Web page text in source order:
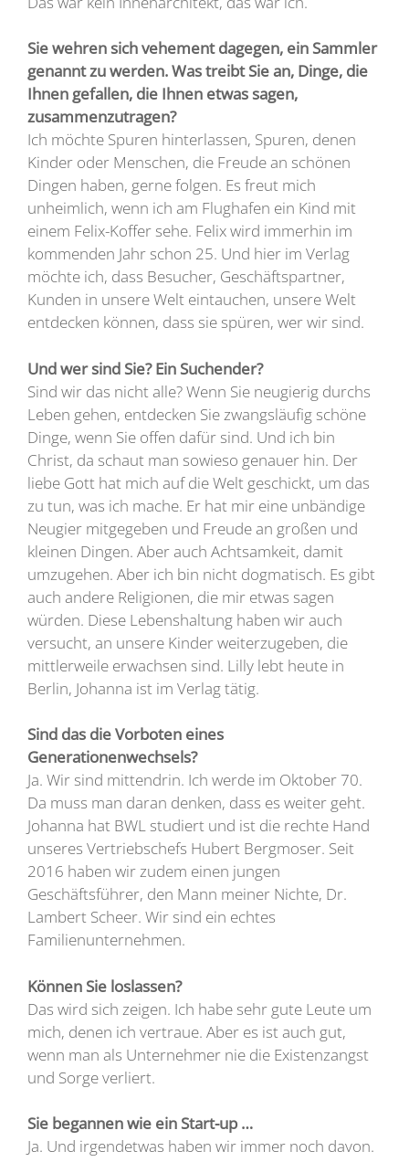
Sie wehren sich vehement dagegen, ein Sammler
genannt zu werden. Was treibt Sie an, Dinge, die
Ihnen gefallen, die Ihnen etwas sagen,
zusammenzutragen?
Ich möchte Spuren hinterlassen, Spuren, denen
Kinder oder Menschen, die Freude an schönen
Dingen haben, gerne folgen. Es freut mich
unheimlich, wenn ich am Flughafen ein Kind mit
einem Felix-Koffer sehe. Felix wird immerhin im
kommenden Jahr schon 25. Und hier im Verlag
möchte ich, dass Besucher, Geschäftspartner,
Kunden in unsere Welt eintauchen, unsere Welt
entdecken können, dass sie spüren, wer wir sind.
Und wer sind Sie? Ein Suchender?
Sind wir das nicht alle? Wenn Sie neugierig durchs
Leben gehen, entdecken Sie zwangsläufig schöne
Dinge, wenn Sie offen dafür sind. Und ich bin
Christ, da schaut man sowieso genauer hin. Der
liebe Gott hat mich auf die Welt geschickt, um das
zu tun, was ich mache. Er hat mir eine unbändige
Neugier mitgegeben und Freude an großen und
kleinen Dingen. Aber auch Achtsamkeit, damit
umzugehen. Aber ich bin nicht dogmatisch. Es gibt
auch andere Religionen, die mir etwas sagen
würden. Diese Lebenshaltung haben wir auch
versucht, an unsere Kinder weiterzugeben, die
mittlerweile erwachsen sind. Lilly lebt heute in
Berlin, Johanna ist im Verlag tätig.
Sind das die Vorboten eines
Generationenwechsels?
Ja. Wir sind mittendrin. Ich werde im Oktober 70.
Da muss man daran denken, dass es weiter geht.
Johanna hat BWL studiert und ist die rechte Hand
unseres Vertriebschefs Hubert Bergmoser. Seit
2016 haben wir zudem einen jungen
Geschäftsführer, den Mann meiner Nichte, Dr.
Lambert Scheer. Wir sind ein echtes
Familienunternehmen.
Können Sie loslassen?
Das wird sich zeigen. Ich habe sehr gute Leute um
mich, denen ich vertraue. Aber es ist auch gut,
wenn man als Unternehmer nie die Existenzangst
und Sorge verliert.
Sie begannen wie ein Start-up …
Ja. Und irgendetwas haben wir immer noch davon.